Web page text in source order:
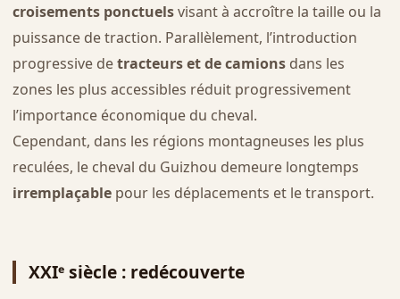
croisements ponctuelsvisant à accroître la taille ou la
puissance de traction. Parallèlement, l’introduction
progressive detracteurs et de camionsdans les
zones les plus accessibles réduit progressivement
l’importance économique du cheval.
Cependant, dans les régions montagneuses les plus
reculées, le cheval du Guizhou demeure longtemps
irremplaçablepour les déplacements et le transport.
XXIᵉ siècle : redécouverte